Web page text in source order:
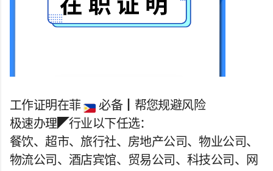
工作证明在菲
必备┃帮您规避风险
极速办理◤行业以下任选：
餐饮、超市、旅行社、房地产公司、物业公司、
物流公司、酒店宾馆、贸易公司、科技公司、网